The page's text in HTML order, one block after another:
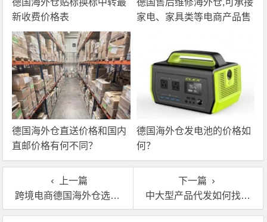
新收费价格表
家电、家具类等电商产品售
德国海外仓直送价格和国内
直邮价格有何不同？
德国海外仓发电池的价格如
何？
上一篇
跨境电商德国海外仓选址时要考虑哪些因素？
下一篇
中大型产品代发如何找到合适的德国海外仓？